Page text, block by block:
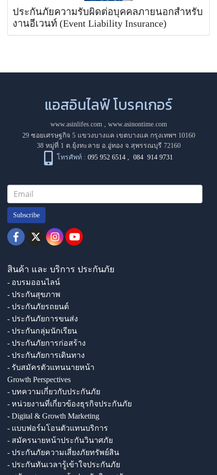
ประกันภัยความรับผิดต่อบุคคลภายนอกสำหรับ
งานอีเวนท์ (Event Liability Insurance)
แอสอินไลฟ์ โบรคเกอร์
www.asinlifes.com, www.asinontime.com
29 ซอยเศรษฐกิจ 5 แขวงบางแค เขตบางแค กรุงเทพฯ 10160
38 หมู่ที่ 1 ต.ยุ้งทะลาย อ.อู่ทอง จ.สุพรรณบุรี 72160
โทรศัพท์ : 095 952 6514 ,084 914 9731
Subscribe
สินค้า และ บริการ ประกันภัย
- อบรมออนไลน์
- ประกันสุขภาพ
- ประกันภัยรถยนต์
- ประกันภัยการขนส่ง
- ประกันกลุ่มนักเรียน
- ประกันภัยการก่อสร้าง
- ประกันภัยการเดินทาง
- รับสมัครตัวแทนนายหน้า
Growth Perspectives
- บทความเกี่ยวกับประกันภัย
- หน่วยงานที่เกี่ยวข้องธุรกิจประกันภัย
- Digital & Growth Marketing
- แบบฟอร์มโอนตัวแทนบริการ
- สมัครนายหน้าประกันวินาศภัย
- ประกันภัยความเสี่ยงภัยทรัพย์สิน
- ประกันทันเวลารู้เข้าใจประกันภัย